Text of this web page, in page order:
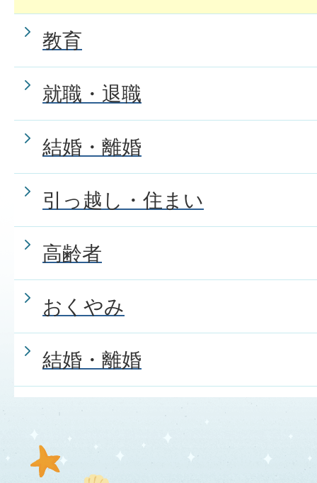
教育
就職・退職
結婚・離婚
引っ越し・住まい
高齢者
おくやみ
結婚・離婚